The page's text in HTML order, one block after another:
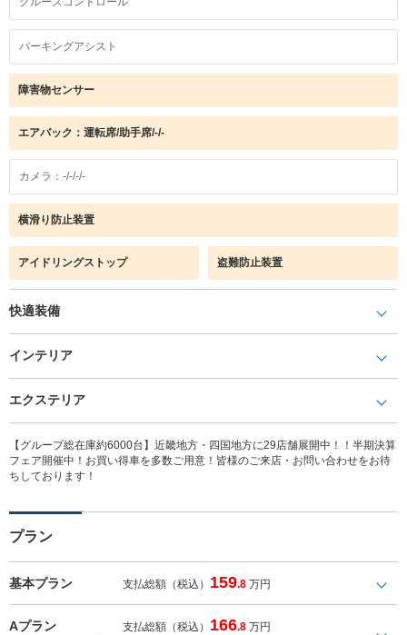
パーキングアシスト
障害物センサー
エアバック：運転席/助手席/-/-
カメラ：-/-/-/-
横滑り防止装置
アイドリングストップ 盗難防止装置
快適装備
インテリア
エクステリア
【グループ総在庫約6000台】近畿地方・四国地方に29店舗展開中！！半期決算
フェア開催中！お買い得車を多数ご用意！皆様のご来店・お問い合わせをお待
ちしております！
プラン
基本プラン 支払総額（税込） 159.8 万円
Aプラン 支払総額（税込） 166.8 万円